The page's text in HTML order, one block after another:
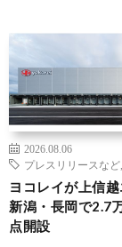
2026.08.06
プレスリリースなど
ヨコレイが上信越
新潟・長岡で2.7
点開設